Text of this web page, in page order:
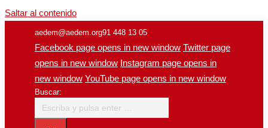
Saltar al contenido
aedem@aedem.org91 448 13 05
Facebook page opens in new window Twitter page
opens in new window Instagram page opens in
new window YouTube page opens in new window
Buscar: